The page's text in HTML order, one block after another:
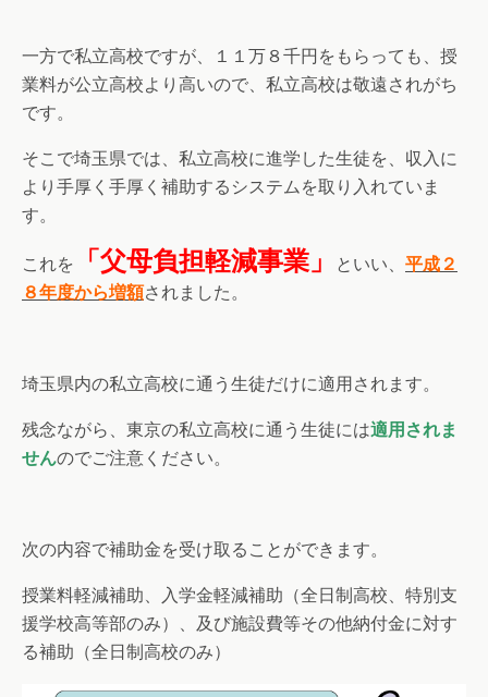
一方で私立高校ですが、１１万８千円をもらっても、授
業料が公立高校より高いので、私立高校は敬遠されがち
です。
そこで埼玉県では、私立高校に進学した生徒を、収入に
より手厚く手厚く補助するシステムを取り入れていま
す。
これを 「父母負担軽減事業」 といい、 平成２
８年度から増額されました。
埼玉県内の私立高校に通う生徒だけに適用されます。
残念ながら、東京の私立高校に通う生徒には適用されま
せんのでご注意ください。
次の内容で補助金を受け取ることができます。
授業料軽減補助、入学金軽減補助（全日制高校、特別支
援学校高等部のみ）、及び施設費等その他納付金に対す
る補助（全日制高校のみ）